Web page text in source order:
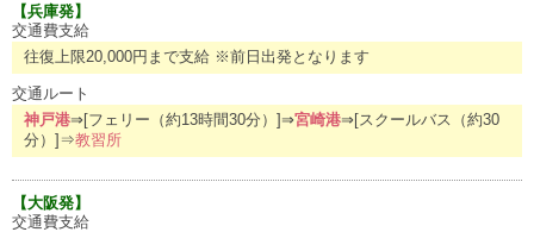
【兵庫発】
交通費支給
往復上限20,000円まで支給 ※前日出発となります
交通ルート
神戸港⇒[フェリー（約13時間30分）]⇒宮崎港⇒[スクールバス（約30
分）]⇒教習所
【大阪発】
交通費支給